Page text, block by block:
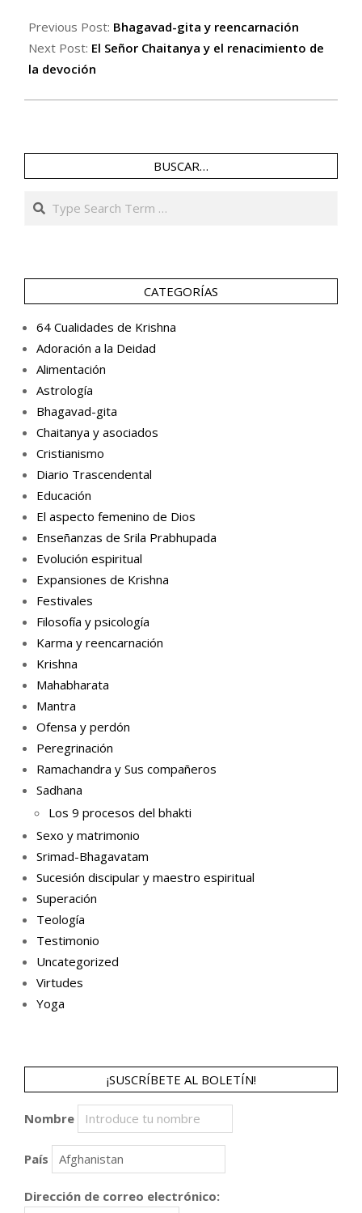
Previous Post: Bhagavad-gita y reencarnación
Next Post: El Señor Chaitanya y el renacimiento de
la devoción
BUSCAR…
Search
CATEGORÍAS
64 Cualidades de Krishna
Adoración a la Deidad
Alimentación
Astrología
Bhagavad-gita
Chaitanya y asociados
Cristianismo
Diario Trascendental
Educación
El aspecto femenino de Dios
Enseñanzas de Srila Prabhupada
Evolución espiritual
Expansiones de Krishna
Festivales
Filosofía y psicología
Karma y reencarnación
Krishna
Mahabharata
Mantra
Ofensa y perdón
Peregrinación
Ramachandra y Sus compañeros
Sadhana
Los 9 procesos del bhakti
Sexo y matrimonio
Srimad-Bhagavatam
Sucesión discipular y maestro espiritual
Superación
Teología
Testimonio
Uncategorized
Virtudes
Yoga
¡SUSCRÍBETE AL BOLETÍN!
Nombre
País
Dirección de correo electrónico: